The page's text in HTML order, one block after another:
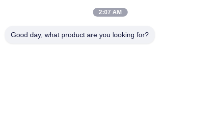
2:07 AM
Good day, what product are you looking for?